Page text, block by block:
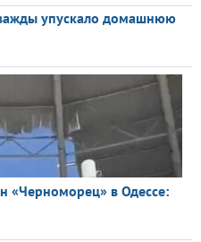
упускало домашнюю
«Черноморец» в Одессе: